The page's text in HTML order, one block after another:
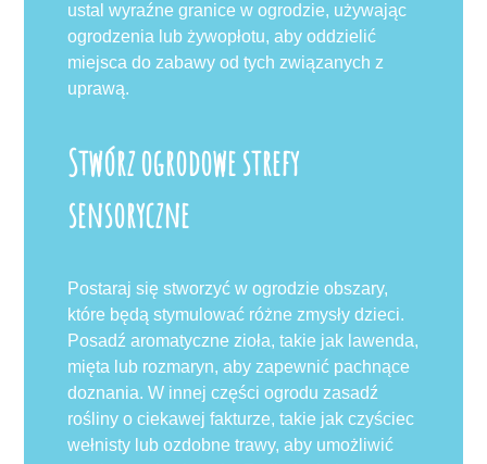
ustal wyraźne granice w ogrodzie, używając
ogrodzenia lub żywopłotu, aby oddzielić
miejsca do zabawy od tych związanych z
uprawą.
Stwórz ogrodowe strefy
sensoryczne
Postaraj się stworzyć w ogrodzie obszary,
które będą stymulować różne zmysły dzieci.
Posadź aromatyczne zioła, takie jak lawenda,
mięta lub rozmaryn, aby zapewnić pachnące
doznania. W innej części ogrodu zasadź
rośliny o ciekawej fakturze, takie jak czyściec
wełnisty lub ozdobne trawy, aby umożliwić